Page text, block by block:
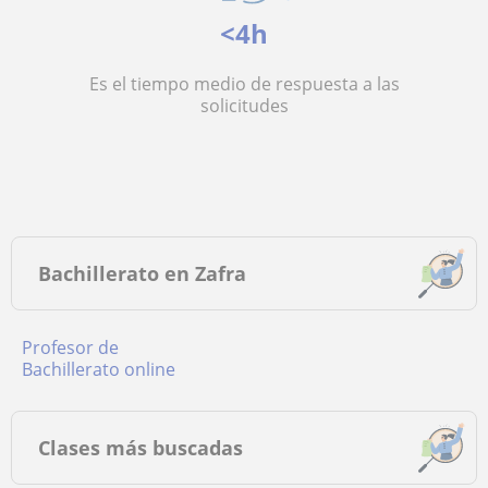
<4h
Es el tiempo medio de respuesta a las
solicitudes
Bachillerato en Zafra
Profesor de
Bachillerato online
Clases más buscadas